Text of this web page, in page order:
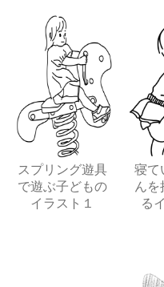
スプリング遊具
で遊ぶ子どもの
イラスト１
寝て
んを
る